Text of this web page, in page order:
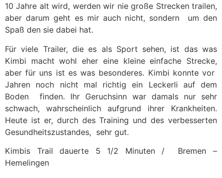
10 Jahre alt wird, werden wir nie große Strecken trailen,
aber darum geht es mir auch nicht, sondern um den
Spaß den sie dabei hat.
Für viele Trailer, die es als Sport sehen, ist das was
Kimbi macht wohl eher eine kleine einfache Strecke,
aber für uns ist es was besonderes. Kimbi konnte vor
Jahren noch nicht mal richtig ein Leckerli auf dem
Boden finden. Ihr Geruchsinn war damals nur sehr
schwach, wahrscheinlich aufgrund ihrer Krankheiten.
Heute ist er, durch des Training und des verbesserten
Gesundheitszustandes, sehr gut.
Kimbis Trail dauerte 5 1/2 Minuten / Bremen –
Hemelingen